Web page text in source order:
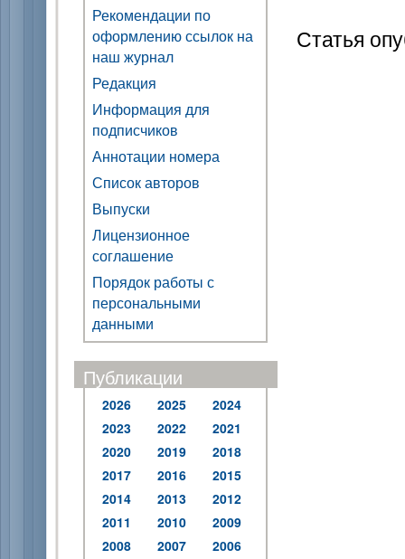
Рекомендации по
оформлению ссылок на
наш журнал
Редакция
Информация для
подписчиков
Аннотации номера
Список авторов
Выпуски
Лицензионное
соглашение
Порядок работы с
персональными
данными
Публикации
2026 2025
2024
2023
2022
2021
2020
2019
2018
2017
2016
2015
2014
2013
2012
2011
2010
2009
2008
2007
2006
Статья